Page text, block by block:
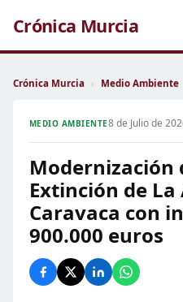
Crónica Murcia
Crónica Murcia › Medio Ambiente
MEDIO AMBIENTE8 de Julio de
Modernización
Extinción de
Caravaca con
900.000 euros